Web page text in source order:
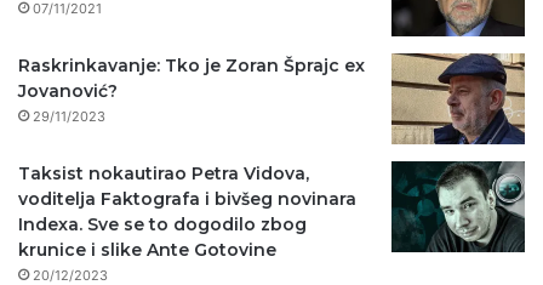
07/11/2021
Raskrinkavanje: Tko je Zoran Šprajc ex
Jovanović?
29/11/2023
Taksist nokautirao Petra Vidova,
voditelja Faktografa i bivšeg novinara
Indexa. Sve se to dogodilo zbog
krunice i slike Ante Gotovine
20/12/2023